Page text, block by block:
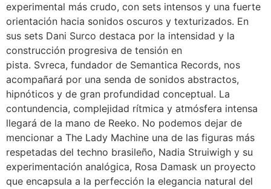
experimental más crudo, con sets intensos y una fuerte
orientación hacia sonidos oscuros y texturizados. En
sus sets Dani Surco destaca por la intensidad y la
construcción progresiva de tensión en
pista. Svreca, fundador de Semantica Records, nos
acompañará por una senda de sonidos abstractos,
hipnóticos y de gran profundidad conceptual. La
contundencia, complejidad rítmica y atmósfera intensa
llegará de la mano de Reeko. No podemos dejar de
mencionar a The Lady Machine una de las figuras más
respetadas del techno brasileño, Nadia Struiwigh y su
experimentación analógica, Rosa Damask un proyecto
que encapsula a la perfección la elegancia natural del